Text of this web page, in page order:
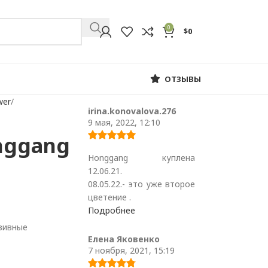
0 $0
ОТЗЫВЫ
irina.konovalova.276
9 мая, 2022, 12:10
Honggang куплена
12.06.21.
08.05.22.- это уже второе
цветение .
Подробнее
Елена Яковенко
7 ноября, 2021, 15:19